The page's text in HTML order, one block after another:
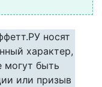
носят
характер,
могут быть
или призыв